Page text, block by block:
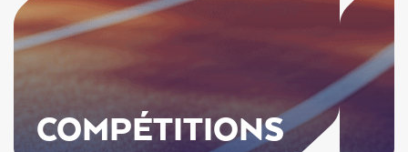
COMPÉTITIONS